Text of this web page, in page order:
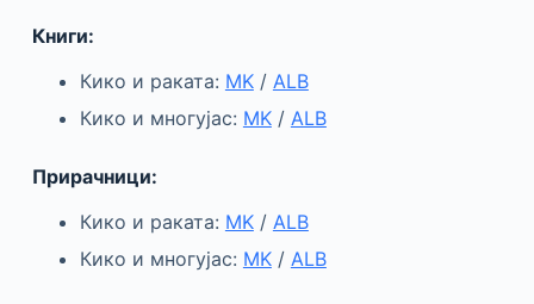
Книги:
Кико и раката: MK/ ALB
Кико и многујас: MK/ ALB
Прирачници:
Кико и раката: MK/ ALB
Кико и многујас: MK/ ALB